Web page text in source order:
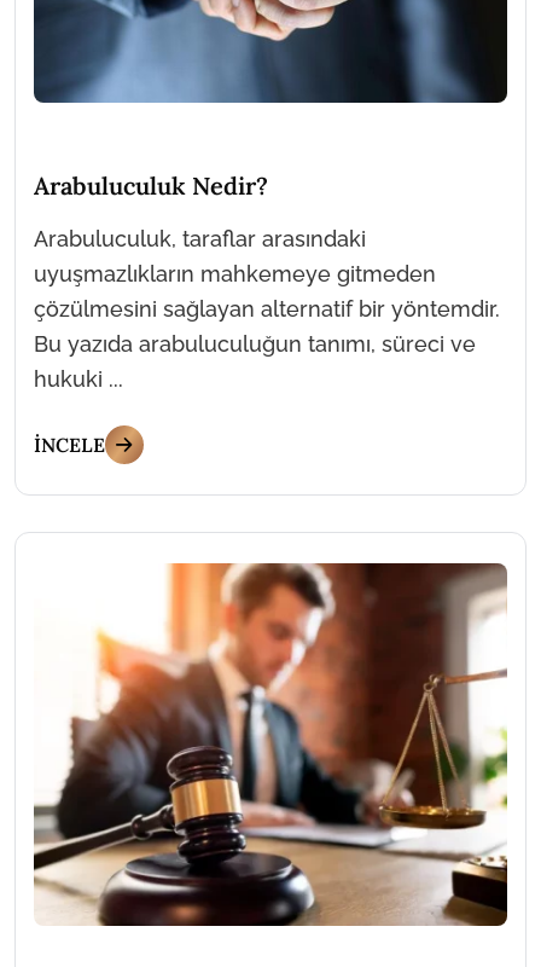
Arabuluculuk Nedir?
Arabuluculuk, taraflar arasındaki
uyuşmazlıkların mahkemeye gitmeden
çözülmesini sağlayan alternatif bir yöntemdir.
Bu yazıda arabuluculuğun tanımı, süreci ve
hukuki ...
İNCELE